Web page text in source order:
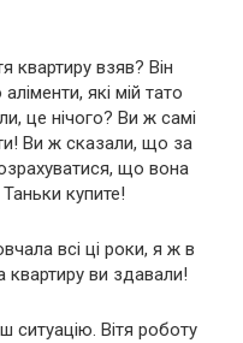
квартиру взяв? Він
які мій тато
це нічого? Ви ж самі
Ви ж сказали, що за
що вона
купите!
всі ці роки, я ж в
квартиру ви здавали!
Вітя роботу